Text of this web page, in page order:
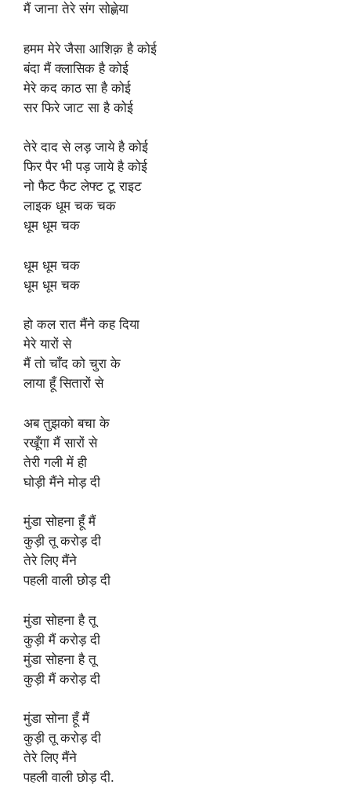
मैं जाना तेरे संग सोह्णेया
हमम मेरे जैसा आशिक़ है कोई
बंदा मैं क्लासिक है कोई
मेरे कद काठ सा है कोई
सर फिरे जाट सा है कोई
तेरे दाद से लड़ जाये है कोई
फिर पैर भी पड़ जाये है कोई
नो फैट फैट लेफ्ट टू राइट
लाइक धूम चक चक
धूम धूम चक
धूम धूम चक
धूम धूम चक
हो कल रात मैंने कह दिया
मेरे यारों से
मैं तो चाँद को चुरा के
लाया हूँ सितारों से
अब तुझको बचा के
रखूँगा मैं सारों से
तेरी गली में ही
घोड़ी मैंने मोड़ दी
मुंडा सोहना हूँ मैं
कुड़ी तू करोड़ दी
तेरे लिए मैंने
पहली वाली छोड़ दी
मुंडा सोहना है तू
कुड़ी मैं करोड़ दी
मुंडा सोहना है तू
कुड़ी मैं करोड़ दी
मुंडा सोना हूँ मैं
कुड़ी तू करोड़ दी
तेरे लिए मैंने
पहली वाली छोड़ दी.